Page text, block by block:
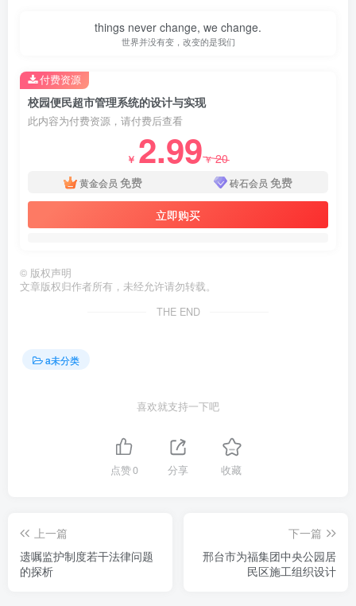
things never change, we change.
世界并没有变，改变的是我们
校园便民超市管理系统的设计与实现
此内容为付费资源，请付费后查看
￥ 2.99￥20
黄金会员 免费 砖石会员 免费
立即购买
付费资源
© 版权声明
文章版权归作者所有，未经允许请勿转载。
THE END
a未分类
喜欢就支持一下吧
点赞0 分享 收藏
上一篇
遗嘱监护制度若干法律问题
的探析
下一篇
邢台市为福集团中央公园居
民区施工组织设计